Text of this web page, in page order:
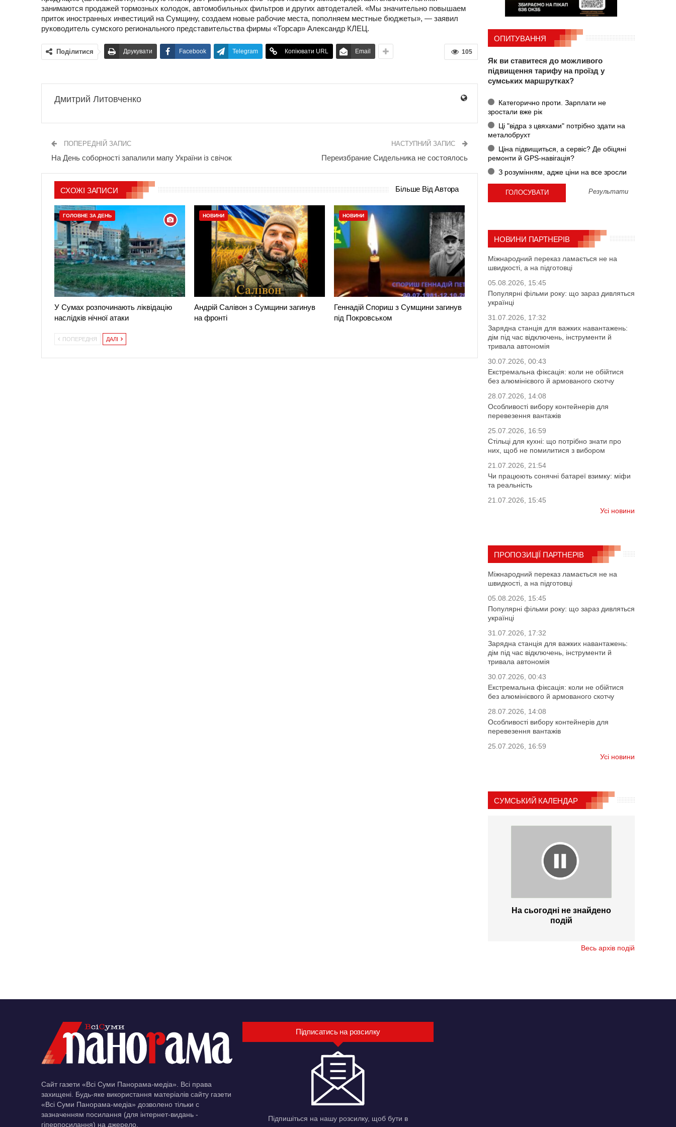
занимаются продажей тормозных колодок, автомобильных фильтров и других автодеталей. «Мы значительно повышаем
приток иностранных инвестиций на Сумщину, создаем новые рабочие места, пополняем местные бюджеты», — заявил
руководитель сумского регионального представительства фирмы «Торсар» Александр КЛЕЦ.
105
Поділитися Друкувати Facebook Telegram Копіювати URL Email
Дмитрий Литовченко
ПОПЕРЕДНІЙ ЗАПИС
На День соборності запалили мапу України із свічок
НАСТУПНИЙ ЗАПИС
Переизбрание Сидельника не состоялось
СХОЖІ ЗАПИСИ Більше Від Автора
ГОЛОВНЕ ЗА ДЕНЬ
У Сумах розпочинають ліквідацію
наслідків нічної атаки
НОВИНИ
Андрій Салівон з Сумщини загинув
на фронті
НОВИНИ
Геннадій Спориш з Сумщини загинув
під Покровськом
ПОПЕРЕДНЯ ДАЛІ
ОПИТУВАННЯ
Як ви ставитеся до можливого
підвищення тарифу на проїзд у
сумських маршрутках?
Категорично проти. Зарплати не
зростали вже рік
Ці "відра з цвяхами" потрібно здати на
металобрухт
Ціна підвищиться, а сервіс? Де обіцяні
ремонти й GPS-навігація?
З розумінням, адже ціни на все зросли
Результати
НОВИНИ ПАРТНЕРІВ
Міжнародний переказ ламається не на
швидкості, а на підготовці
05.08.2026, 15:45
Популярні фільми року: що зараз дивляться
українці
31.07.2026, 17:32
Зарядна станція для важких навантажень:
дім під час відключень, інструменти й
тривала автономія
30.07.2026, 00:43
Екстремальна фіксація: коли не обійтися
без алюмінієвого й армованого скотчу
28.07.2026, 14:08
Особливості вибору контейнерів для
перевезення вантажів
25.07.2026, 16:59
Стільці для кухні: що потрібно знати про
них, щоб не помилитися з вибором
21.07.2026, 21:54
Чи працюють сонячні батареї взимку: міфи
та реальність
21.07.2026, 15:45
Усі новини
ПРОПОЗИЦІЇ ПАРТНЕРІВ
Міжнародний переказ ламається не на
швидкості, а на підготовці
05.08.2026, 15:45
Популярні фільми року: що зараз дивляться
українці
31.07.2026, 17:32
Зарядна станція для важких навантажень:
дім під час відключень, інструменти й
тривала автономія
30.07.2026, 00:43
Екстремальна фіксація: коли не обійтися
без алюмінієвого й армованого скотчу
28.07.2026, 14:08
Особливості вибору контейнерів для
перевезення вантажів
25.07.2026, 16:59
Усі новини
СУМСЬКИЙ КАЛЕНДАР
На сьогодні не знайдено
подій
Весь архів подій
Сайт газети «Всі Суми Панорама-медіа». Всі права
захищені. Будь-яке використання матеріалів сайту газети
«Всі Суми Панорама-медіа» дозволено тільки c
зазначенням посилання (для інтернет-видань -
гіперпосилання) на джерело.
Підписатись на розсилку
Підпишіться на нашу розсилку, щоб бути в